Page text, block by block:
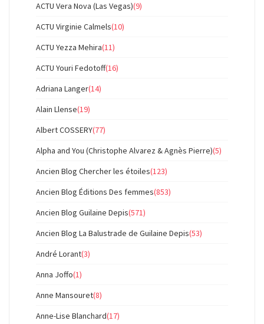
ACTU Vera Nova (Las Vegas)(9)
ACTU Virginie Calmels(10)
ACTU Yezza Mehira(11)
ACTU Youri Fedotoff(16)
Adriana Langer(14)
Alain Llense(19)
Albert COSSERY(77)
Alpha and You (Christophe Alvarez & Agnès Pierre)(5)
Ancien Blog Chercher les étoiles(123)
Ancien Blog Éditions Des femmes(853)
Ancien Blog Guilaine Depis(571)
Ancien Blog La Balustrade de Guilaine Depis(53)
André Lorant(3)
Anna Joffo(1)
Anne Mansouret(8)
Anne-Lise Blanchard(17)